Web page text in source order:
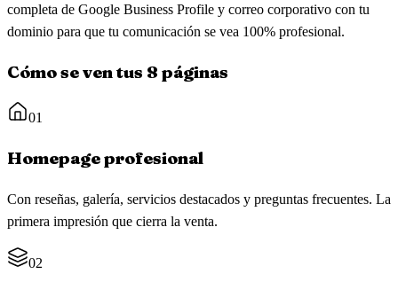
completa de Google Business Profile y correo corporativo con tu
dominio para que tu comunicación se vea 100% profesional.
Cómo se ven tus 8 páginas
01
Homepage profesional
Con reseñas, galería, servicios destacados y preguntas frecuentes. La
primera impresión que cierra la venta.
02